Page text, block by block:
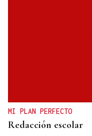
MI PLAN PERFECTO
Redacción escolar